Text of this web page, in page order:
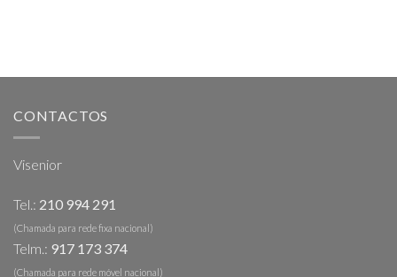
CONTACTOS
Visenior
Tel.: 210 994 291
(Chamada para rede fixa nacional)
Telm.: 917 173 374
(Chamada para rede móvel nacional)